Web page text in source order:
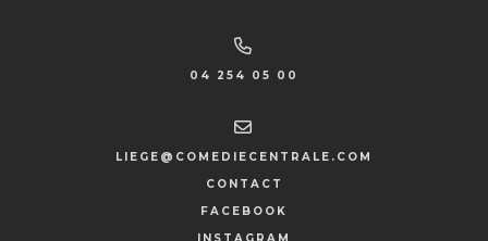
04 254 05 00
LIEGE@COMEDIECENTRALE.COM
CONTACT
FACEBOOK